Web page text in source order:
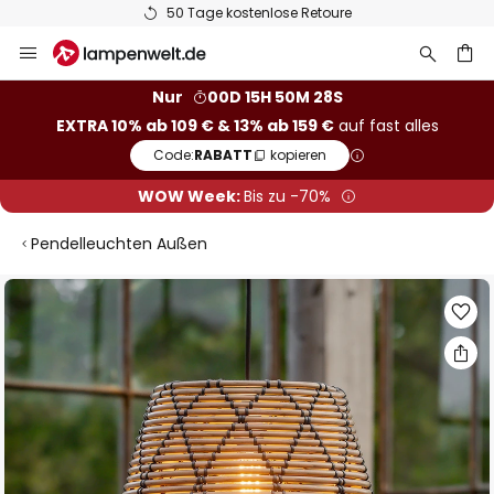
50 Tage kostenlose Retoure
Inhalt
Nur
00D 15H 50M 27S
EXTRA 10% ab 109 € & 13% ab 159 €auf fast alles
Code:RABATT kopieren
WOW Week:Bis zu -70%
Pendelleuchten Außen
Zum
Ende
der
Bildgalerie
springen